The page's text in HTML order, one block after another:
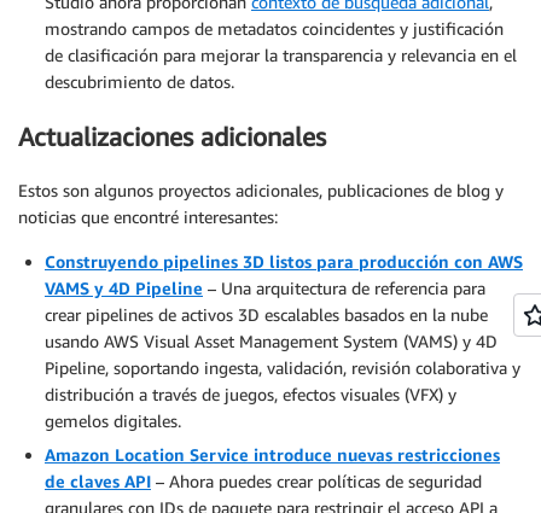
mostrando campos de metadatos coincidentes y justificación
de clasificación para mejorar la transparencia y relevancia en el
descubrimiento de datos.
Actualizaciones adicionales
Estos son algunos proyectos adicionales, publicaciones de blog y
noticias que encontré interesantes:
Construyendo pipelines 3D listos para producción con AWS
VAMS y 4D Pipeline – Una arquitectura de referencia para
crear pipelines de activos 3D escalables basados en la nube
usando AWS Visual Asset Management System (VAMS) y 4D
Pipeline, soportando ingesta, validación, revisión colaborativa y
distribución a través de juegos, efectos visuales (VFX) y
gemelos digitales.
Amazon Location Service introduce nuevas restricciones
de claves API – Ahora puedes crear políticas de seguridad
granulares con IDs de paquete para restringir el acceso API a